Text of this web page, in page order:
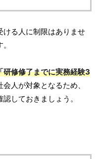
ける人に制限はありませ
研修修了までに実務経験3
会人が対象となるため、
しておきましょう。